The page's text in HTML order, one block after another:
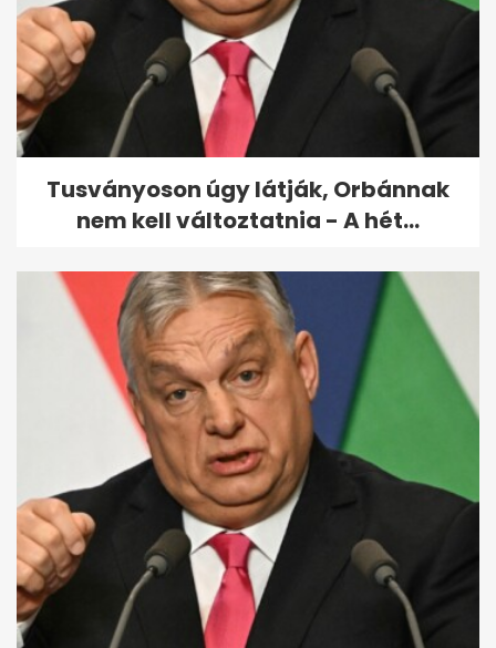
"Néma csönd lett a Szigeten" –
Azahriah az édesanyjával
lépett...
Tusványoson úgy látják, Orbánnak
nem kell változtatnia - A hét...